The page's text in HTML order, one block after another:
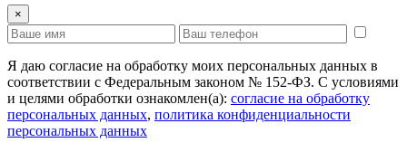
×
Я даю согласие на обработку моих персональных данных в
соответствии с Федеральным законом № 152-ФЗ. С условиями
и целями обработки ознакомлен(а): cогласие на обработку
персональных данных, политика конфиденциальности
персональных данных